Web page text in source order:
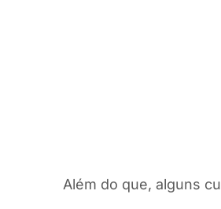
Além do que, alguns